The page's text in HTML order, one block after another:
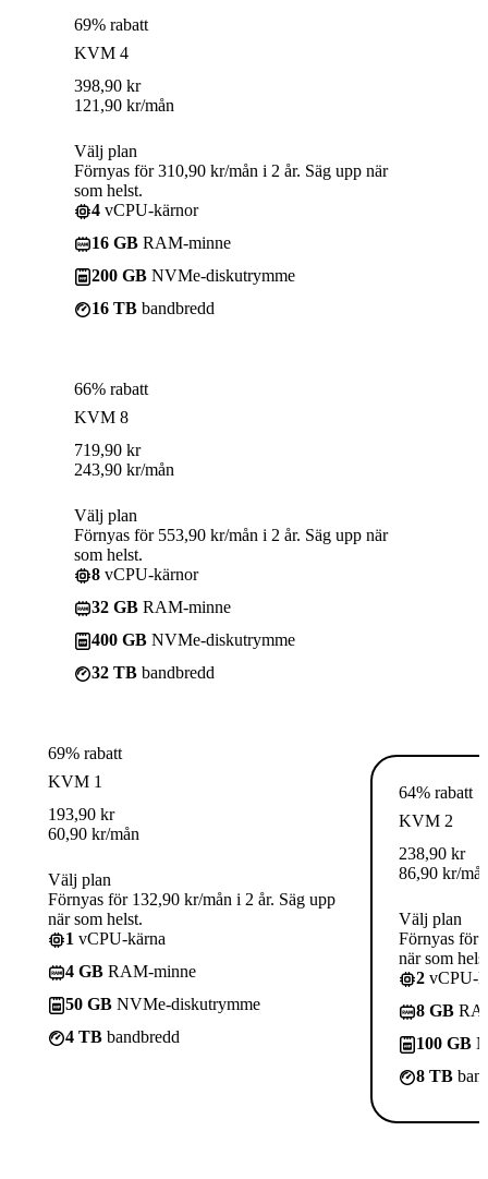
69% rabatt
KVM 4
398,90 kr
121,90 kr/mån
Välj plan
Förnyas för 310,90 kr/mån i 2 år. Säg upp när
som helst.
4 vCPU-kärnor
16 GB RAM-minne
200 GB NVMe-diskutrymme
16 TB bandbredd
66% rabatt
KVM 8
719,90 kr
243,90 kr/mån
Välj plan
Förnyas för 553,90 kr/mån i 2 år. Säg upp när
som helst.
8 vCPU-kärnor
32 GB RAM-minne
400 GB NVMe-diskutrymme
32 TB bandbredd
69% rabatt
KVM 1
193,90 kr
60,90 kr/mån
Välj plan
Förnyas för 132,90 kr/mån i 2 år. Säg upp
när som helst.
1 vCPU-kärna
4 GB RAM-minne
50 GB NVMe-diskutrymme
4 TB bandbredd
64% rabatt
KVM 2
238,90 kr
86,90 kr/
Välj plan
Förnyas för
när som
2 vCPU-
8 GB
100 GB
8 TB